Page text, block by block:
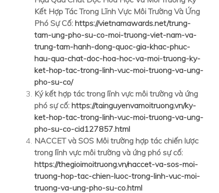
Kết Hợp Tác Trong Lĩnh Vực Môi Trường Và Ứng
Phó Sự Cố: https://vietnamawards.net/trung-
tam-ung-pho-su-co-moi-truong-viet-nam-va-
trung-tam-hanh-dong-quoc-gia-khac-phuc-
hau-qua-chat-doc-hoa-hoc-va-moi-truong-ky-
ket-hop-tac-trong-linh-vuc-moi-truong-va-ung-
pho-su-co/
Ký kết hợp tác trong lĩnh vực môi trường và ứng
phó sự cố: https://tainguyenvamoitruong.vn/ky-
ket-hop-tac-trong-linh-vuc-moi-truong-va-ung-
pho-su-co-cid127857.html
NACCET và SOS Môi trường hợp tác chiến lược
trong lĩnh vực môi trường và ứng phó sự cố:
https://thegioimoitruong.vn/naccet-va-sos-moi-
truong-hop-tac-chien-luoc-trong-linh-vuc-moi-
truong-va-ung-pho-su-co.html